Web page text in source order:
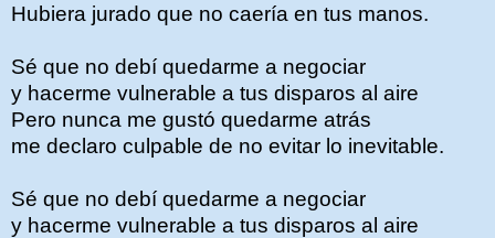
Hubiera jurado que no caería en tus manos.
Sé que no debí quedarme a negociar
y hacerme vulnerable a tus disparos al aire
Pero nunca me gustó quedarme atrás
me declaro culpable de no evitar lo inevitable.
Sé que no debí quedarme a negociar
y hacerme vulnerable a tus disparos al aire